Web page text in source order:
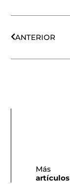
ANTERIOR
Más
artículos